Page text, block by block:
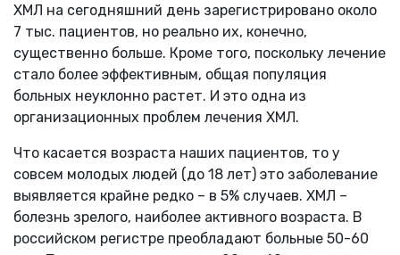
ХМЛ на сегодняшний день зарегистрировано около
7 тыс. пациентов, но реально их, конечно,
существенно больше. Кроме того, поскольку лечение
стало более эффективным, общая популяция
больных неуклонно растет. И это одна из
организационных проблем лечения ХМЛ.
Что касается возраста наших пациентов, то у
совсем молодых людей (до 18 лет) это заболевание
выявляется крайне редко – в 5% случаев. ХМЛ –
болезнь зрелого, наиболее активного возраста. В
российском регистре преобладают больные 50-60